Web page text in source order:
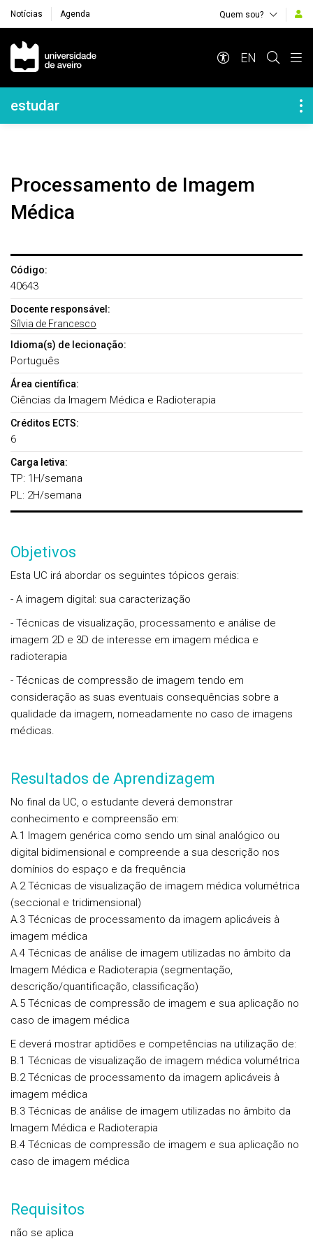
Notícias Agenda Quem sou?
Navegação Principal
EN
Navegação Lateral
estudar
Processamento de Imagem
Médica
Código:
40643
Docente responsável:
Sílvia de Francesco
Idioma(s) de lecionação:
Português
Área científica:
Ciências da Imagem Médica e Radioterapia
Créditos ECTS:
6
Carga letiva:
TP: 1H/semana
PL: 2H/semana
Objetivos
Esta UC irá abordar os seguintes tópicos gerais:
- A imagem digital: sua caracterização
- Técnicas de visualização, processamento e análise de
imagem 2D e 3D de interesse em imagem médica e
radioterapia
- Técnicas de compressão de imagem tendo em
consideração as suas eventuais consequências sobre a
qualidade da imagem, nomeadamente no caso de imagens
médicas.
Resultados de Aprendizagem
No final da UC, o estudante deverá demonstrar
conhecimento e compreensão em:
A.1 Imagem genérica como sendo um sinal analógico ou
digital bidimensional e compreende a sua descrição nos
domínios do espaço e da frequência
A.2 Técnicas de visualização de imagem médica volumétrica
(seccional e tridimensional)
A.3 Técnicas de processamento da imagem aplicáveis à
imagem médica
A.4 Técnicas de análise de imagem utilizadas no âmbito da
Imagem Médica e Radioterapia (segmentação,
descrição/quantificação, classificação)
A.5 Técnicas de compressão de imagem e sua aplicação no
caso de imagem médica
E deverá mostrar aptidões e competências na utilização de:
B.1 Técnicas de visualização de imagem médica volumétrica
B.2 Técnicas de processamento da imagem aplicáveis à
imagem médica
B.3 Técnicas de análise de imagem utilizadas no âmbito da
Imagem Médica e Radioterapia
B.4 Técnicas de compressão de imagem e sua aplicação no
caso de imagem médica
Requisitos
não se aplica